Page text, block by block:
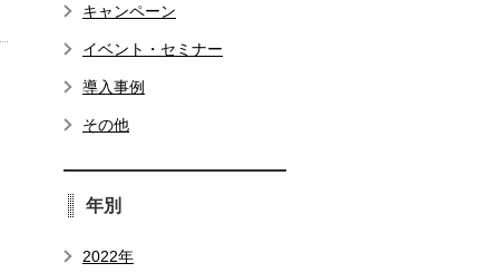
キャンペーン
イベント・セミナー
導入事例
その他
年別
2022年